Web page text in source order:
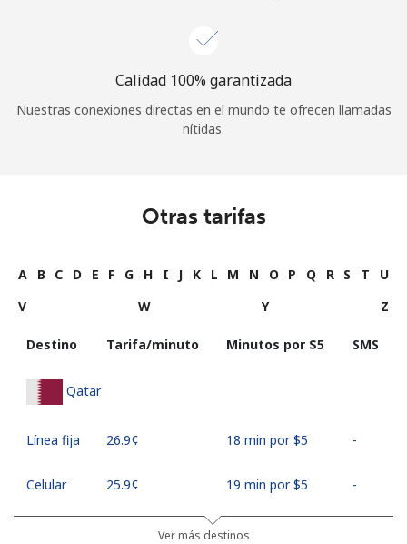
Calidad 100% garantizada
Nuestras conexiones directas en el mundo te ofrecen llamadas
nítidas.
Otras tarifas
A B C D E F G H I J K L M N O P Q R S T
U
V
W Y Z
Destino Tarifa/minuto Minutos por ⁦$5⁩ SMS
Qatar
Línea fija ⁦26.9¢⁩ 18 min por ⁦$5⁩ -
Celular ⁦25.9¢⁩ 19 min por ⁦$5⁩ -
Ver más destinos